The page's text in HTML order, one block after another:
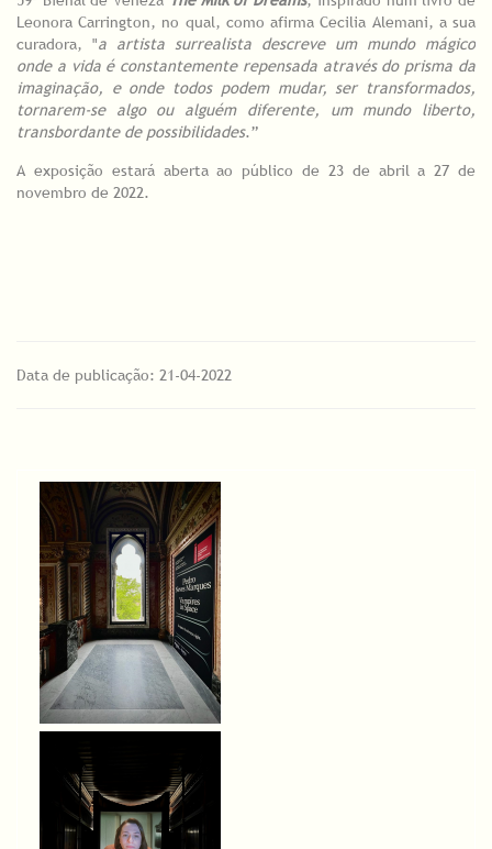
Leonora Carrington, no qual, como afirma Cecilia Alemani, a sua
curadora, "a artista surrealista descreve um mundo mágico
onde a vida é constantemente repensada através do prisma da
imaginação, e onde todos podem mudar, ser transformados,
tornarem-se algo ou alguém diferente, um mundo liberto,
transbordante de possibilidades.”
A exposição estará aberta ao público de 23 de abril a 27 de
novembro de 2022.
Data de publicação: 21-04-2022